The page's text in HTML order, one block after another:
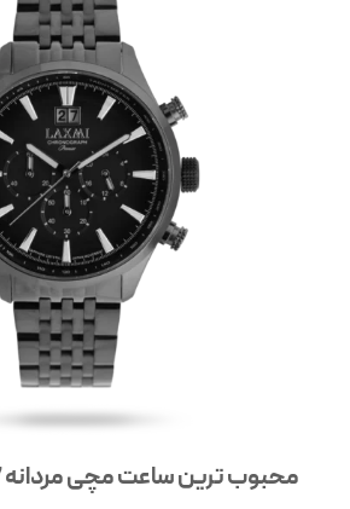
محبوب ترین ساعت مچی مردانه 7-8570 Laxmi